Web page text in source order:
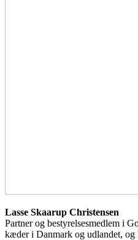
Lasse Skaarup Christensen
Partner og bestyrelsesmedlem i
kæder i Danmark og udlandet, og